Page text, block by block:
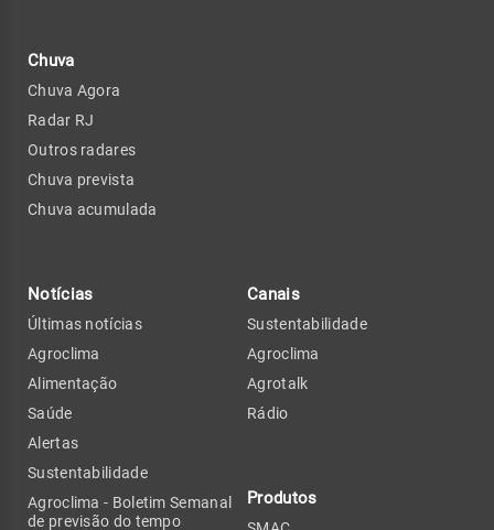
Chuva
Chuva Agora
Radar RJ
Outros radares
Chuva prevista
Chuva acumulada
Notícias
Últimas notícias
Agroclima
Alimentação
Saúde
Alertas
Sustentabilidade
Agroclima - Boletim Semanal
de previsão do tempo
Canais
Sustentabilidade
Agroclima
Agrotalk
Rádio
Produtos